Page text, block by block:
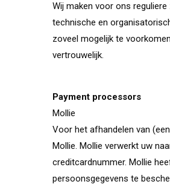
Wij maken voor ons
technische en
zoveel mogelijk te
vertrouwelijk.
Payment processors
Mollie
Voor het afhandelen van
Mollie. Mollie verwerkt uw
creditcardnummer. Mollie
persoonsgegevens te